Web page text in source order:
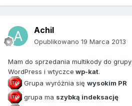
Achil
Opublikowano 19 Marca 2013
Mam do sprzedania multikody do grupy
WordPress i wtyczce wp-kat.
Grupa wyróżnia się wysokim PR
grupa ma szybką indeksację